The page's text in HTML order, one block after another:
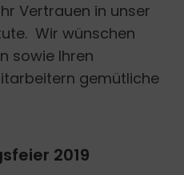
Vertrauen in unser
Wir wünschen
sowie Ihren
gemütliche
2019